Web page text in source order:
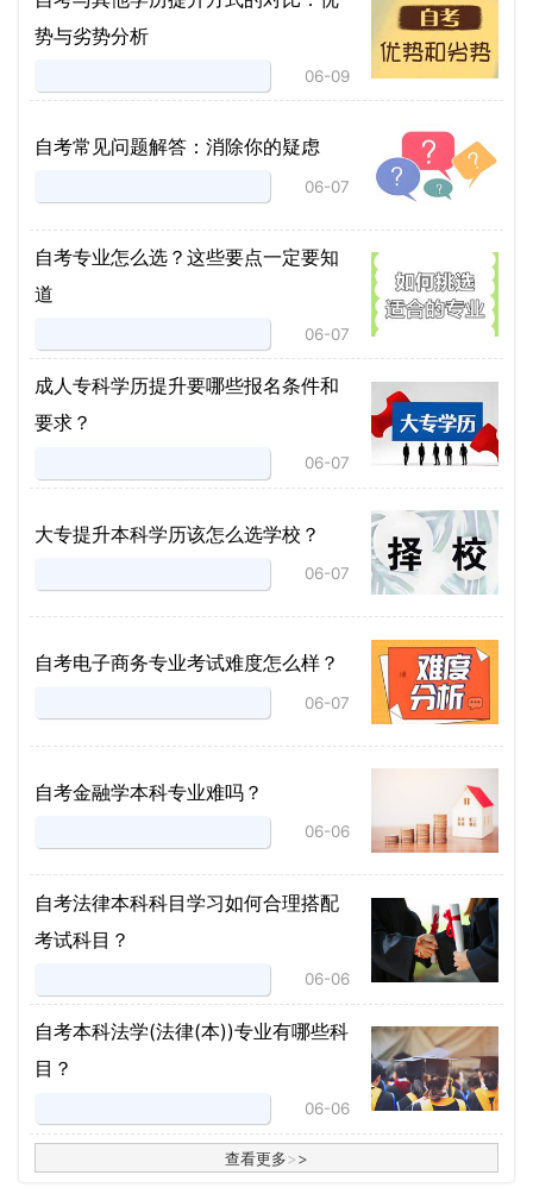
势与劣势分析
06-09
自考常见问题解答：消除你的疑虑
06-07
自考专业怎么选？这些要点一定要知
道
06-07
成人专科学历提升要哪些报名条件和
要求？
06-07
大专提升本科学历该怎么选学校？
06-07
自考电子商务专业考试难度怎么样？
06-07
自考金融学本科专业难吗？
06-06
自考法律本科科目学习如何合理搭配
考试科目？
06-06
​自考本科法学(法律(本))专业有哪些科
目？
06-06
查看更多>>